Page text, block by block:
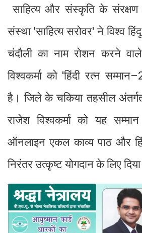
साहित्य और संस्कृति के संरक्षण
संस्था 'साहित्य सरोवर' ने विश्व
चंदौली का नाम रोशन करने वाले
विश्वकर्मा को 'हिंदी रत्न
है। जिले के चकिया तहसील
राजेश विश्वकर्मा को यह
ऑनलाइन एकल काव्य पाठ और
निरंतर उत्कृष्ट योगदान के लिए